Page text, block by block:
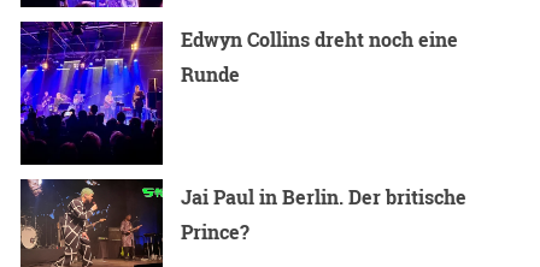
Edwyn Collins dreht noch eine
Runde
Jai Paul in Berlin. Der britische
Prince?